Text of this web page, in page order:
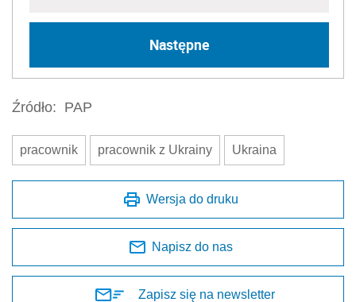
Następne
Źródło: PAP
pracownik pracownik z Ukrainy Ukraina
Wersja do druku
Napisz do nas
Zapisz się na newsletter